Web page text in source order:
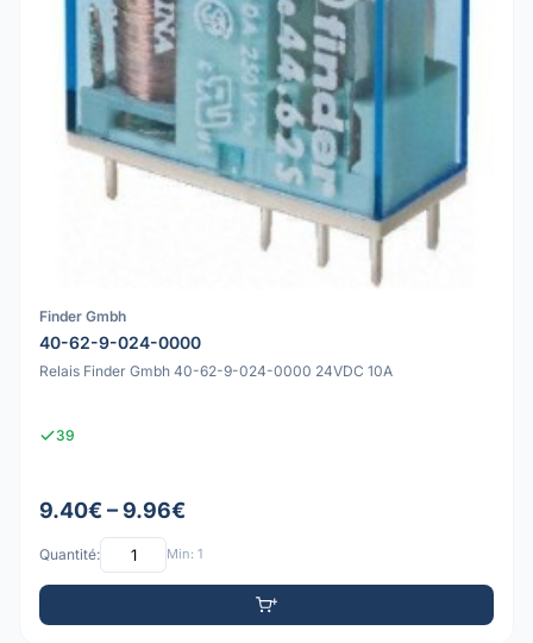
Finder Gmbh
40-62-9-024-0000
Relais Finder Gmbh 40-62-9-024-0000 24VDC 10A
39
9.40€ – 9.96€
Quantité: Min: 1